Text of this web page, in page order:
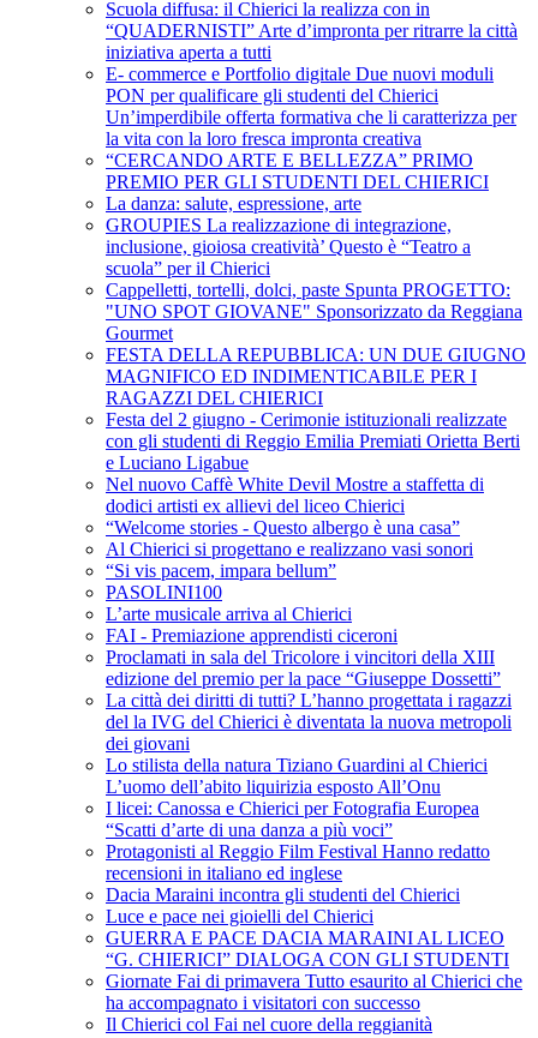
Scuola diffusa: il Chierici la realizza con in
“QUADERNISTI” Arte d’impronta per ritrarre la città
iniziativa aperta a tutti
E- commerce e Portfolio digitale Due nuovi moduli
PON per qualificare gli studenti del Chierici
Un’imperdibile offerta formativa che li caratterizza per
la vita con la loro fresca impronta creativa
“CERCANDO ARTE E BELLEZZA” PRIMO
PREMIO PER GLI STUDENTI DEL CHIERICI
La danza: salute, espressione, arte
GROUPIES La realizzazione di integrazione,
inclusione, gioiosa creatività’ Questo è “Teatro a
scuola” per il Chierici
Cappelletti, tortelli, dolci, paste Spunta PROGETTO:
"UNO SPOT GIOVANE" Sponsorizzato da Reggiana
Gourmet
FESTA DELLA REPUBBLICA: UN DUE GIUGNO
MAGNIFICO ED INDIMENTICABILE PER I
RAGAZZI DEL CHIERICI
Festa del 2 giugno - Cerimonie istituzionali realizzate
con gli studenti di Reggio Emilia Premiati Orietta Berti
e Luciano Ligabue
Nel nuovo Caffè White Devil Mostre a staffetta di
dodici artisti ex allievi del liceo Chierici
“Welcome stories - Questo albergo è una casa”
Al Chierici si progettano e realizzano vasi sonori
“Si vis pacem, impara bellum”
PASOLINI100
L’arte musicale arriva al Chierici
FAI - Premiazione apprendisti ciceroni
Proclamati in sala del Tricolore i vincitori della XIII
edizione del premio per la pace “Giuseppe Dossetti”
La città dei diritti di tutti? L’hanno progettata i ragazzi
del la IVG del Chierici è diventata la nuova metropoli
dei giovani
Lo stilista della natura Tiziano Guardini al Chierici
L’uomo dell’abito liquirizia esposto All’Onu
I licei: Canossa e Chierici per Fotografia Europea
“Scatti d’arte di una danza a più voci”
Protagonisti al Reggio Film Festival Hanno redatto
recensioni in italiano ed inglese
Dacia Maraini incontra gli studenti del Chierici
Luce e pace nei gioielli del Chierici
GUERRA E PACE DACIA MARAINI AL LICEO
“G. CHIERICI” DIALOGA CON GLI STUDENTI
Giornate Fai di primavera Tutto esaurito al Chierici che
ha accompagnato i visitatori con successo
Il Chierici col Fai nel cuore della reggianità